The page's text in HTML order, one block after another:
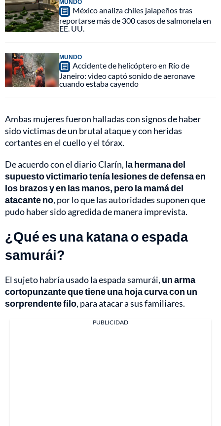
MUNDO
México analiza chiles jalapeños tras
reportarse más de 300 casos de salmonela en
EE. UU.
MUNDO
Accidente de helicóptero en Río de
Janeiro: video captó sonido de aeronave
cuando estaba cayendo
Ambas mujeres fueron halladas con signos de haber
sido víctimas de un brutal ataque y con heridas
cortantes en el cuello y el tórax.
De acuerdo con el diario Clarín, la hermana del
supuesto victimario tenía lesiones de defensa en
los brazos y en las manos, pero la mamá del
atacante no, por lo que las autoridades suponen que
pudo haber sido agredida de manera imprevista.
¿Qué es una katana o espada
samurái?
El sujeto habría usado la espada samurái, un arma
cortopunzante que tiene una hoja curva con un
sorprendente filo, para atacar a sus familiares.
PUBLICIDAD